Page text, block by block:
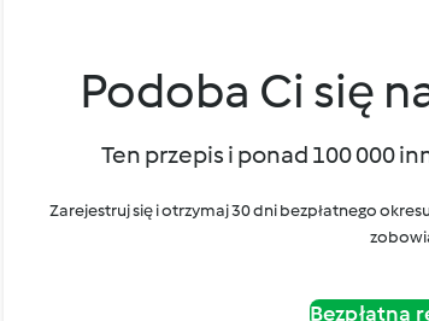
Podoba Ci się
Ten przepis i ponad 100 000
Zarejestruj się i otrzymaj 30 dni bezpłatnego
Bezpłatna